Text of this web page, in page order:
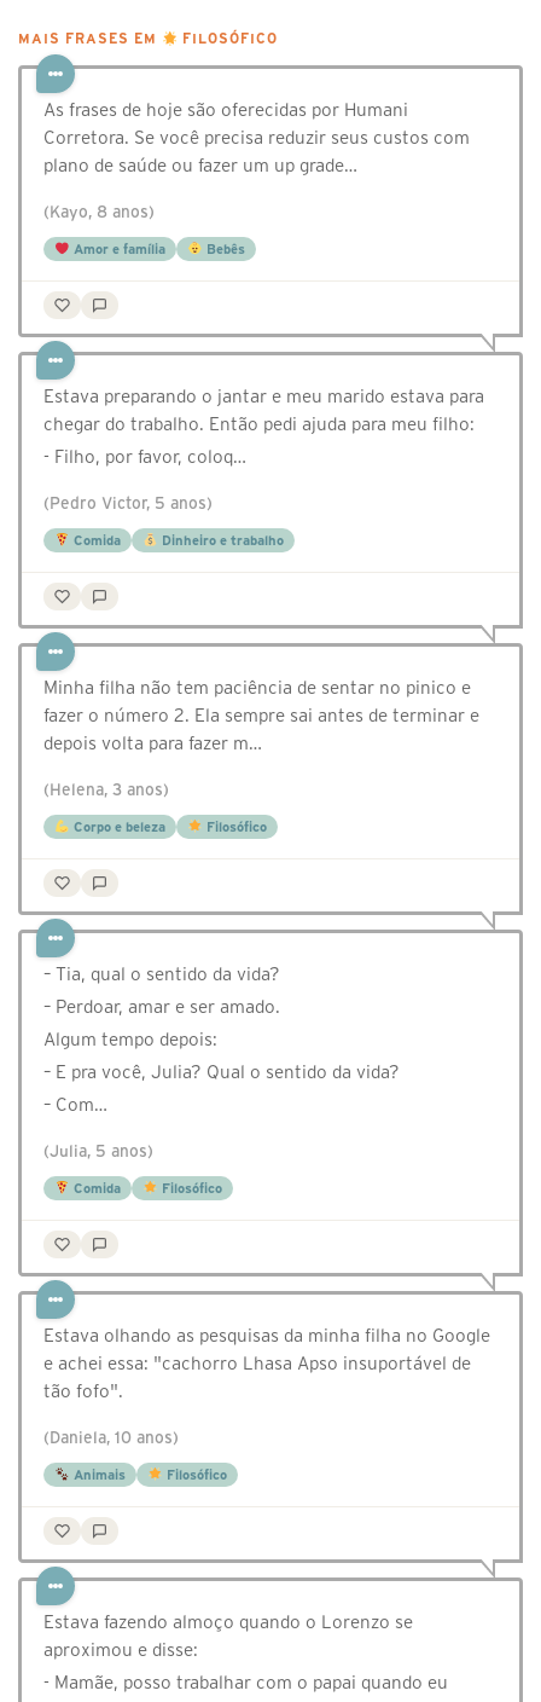
MAIS FRASES EM FILOSÓFICO
As frases de hoje são oferecidas por Humani
Corretora. Se você precisa reduzir seus custos com
plano de saúde ou fazer um up grade…
(Kayo, 8 anos)
Amor e família Bebês
Estava preparando o jantar e meu marido estava para
chegar do trabalho. Então pedi ajuda para meu filho:
- Filho, por favor, coloq…
(Pedro Victor, 5 anos)
Comida Dinheiro e trabalho
Minha filha não tem paciência de sentar no pinico e
fazer o número 2. Ela sempre sai antes de terminar e
depois volta para fazer m…
(Helena, 3 anos)
Corpo e beleza Filosófico
– Tia, qual o sentido da vida?
– Perdoar, amar e ser amado.
Algum tempo depois:
– E pra você, Julia? Qual o sentido da vida?
– Com…
(Julia, 5 anos)
Comida Filosófico
Estava olhando as pesquisas da minha filha no Google
e achei essa: "cachorro Lhasa Apso insuportável de
tão fofo".
(Daniela, 10 anos)
Animais Filosófico
Estava fazendo almoço quando o Lorenzo se
aproximou e disse:
- Mamãe, posso trabalhar com o papai quando eu